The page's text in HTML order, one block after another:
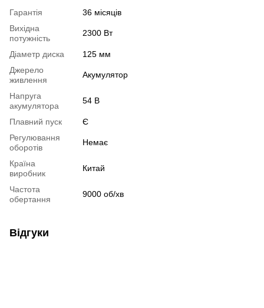
Гарантія
36 місяців
Вихідна
потужність
2300 Вт
Діаметр диска
125 мм
Джерело
живлення
Акумулятор
Напруга
акумулятора
54 В
Плавний пуск
Є
Регулювання
оборотів
Немає
Країна
виробник
Китай
Частота
обертання
9000 об/хв
Відгуки